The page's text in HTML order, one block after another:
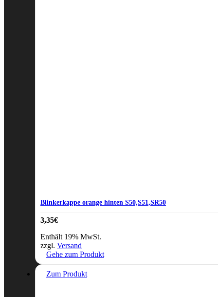
Blinkerkappe orange hinten S50,S51,SR50
3,35€
Enthält 19% MwSt.
zzgl. Versand
Gehe zum Produkt
Zum Produkt